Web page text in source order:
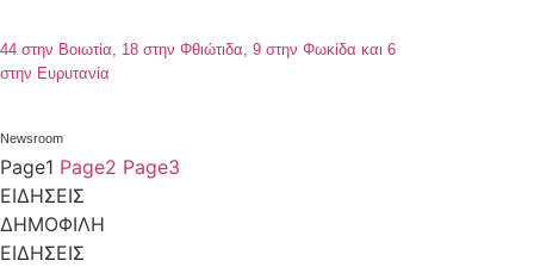
44 στην Βοιωτία, 18 στην Φθιώτιδα, 9 στην Φωκίδα και 6
στην Ευρυτανία
Newsroom
Page1 Page2 Page3
ΕΙΔΗΣΕΙΣ
ΔΗΜΟΦΙΛΗ
ΕΙΔΗΣΕΙΣ